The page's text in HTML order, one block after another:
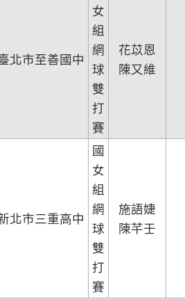
北市至善國中
女
組
網
球
雙
打
賽
花苡恩
陳又維
北市三重高中
國
女
組
網
球
雙
打
賽
施語婕
陳芊壬